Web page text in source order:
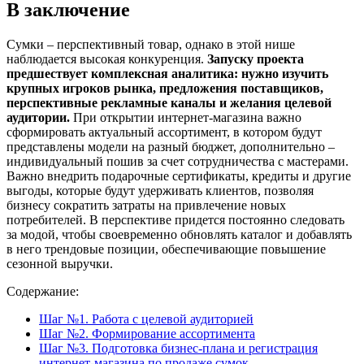
В заключение
Сумки – перспективный товар, однако в этой нише
наблюдается высокая конкуренция. Запуску проекта
предшествует комплексная аналитика: нужно изучить
крупных игроков рынка, предложения поставщиков,
перспективные рекламные каналы и желания целевой
аудитории. При открытии интернет-магазина важно
сформировать актуальный ассортимент, в котором будут
представлены модели на разный бюджет, дополнительно –
индивидуальный пошив за счет сотрудничества с мастерами.
Важно внедрить подарочные сертификаты, кредиты и другие
выгоды, которые будут удерживать клиентов, позволяя
бизнесу сократить затраты на привлечение новых
потребителей. В перспективе придется постоянно следовать
за модой, чтобы своевременно обновлять каталог и добавлять
в него трендовые позиции, обеспечивающие повышение
сезонной выручки.
Содержание:
Шаг №1. Работа с целевой аудиторией
Шаг №2. Формирование ассортимента
Шаг №3. Подготовка бизнес-плана и регистрация